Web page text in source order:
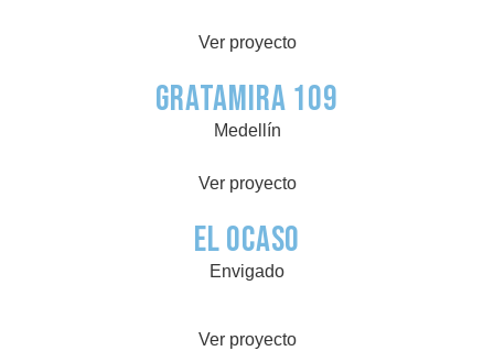
Ver proyecto
Gratamira 109
Medellín
Ver proyecto
El Ocaso
Envigado
Ver proyecto